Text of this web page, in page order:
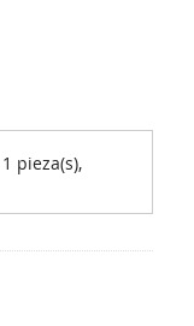
pieza(s),